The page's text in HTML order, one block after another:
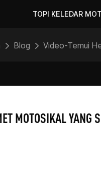
TOPI KELEDAR
Blog Video-Temui
MOTOSIKAL YANG